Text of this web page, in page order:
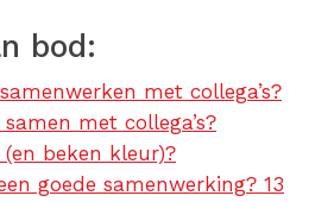
bod:
met collega’s?
met collega’s?
(en beken kleur)?
goede samenwerking? 13